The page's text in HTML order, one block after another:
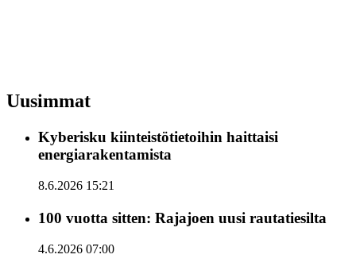
Uusimmat
Kyberisku kiinteistötietoihin haittaisi
energiarakentamista
8.6.2026 15:21
100 vuotta sitten: Rajajoen uusi rautatiesilta
4.6.2026 07:00